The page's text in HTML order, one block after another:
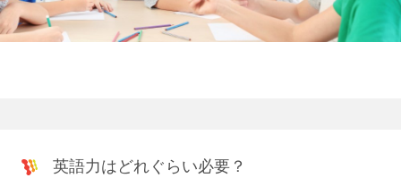
英語力はどれぐらい必要？